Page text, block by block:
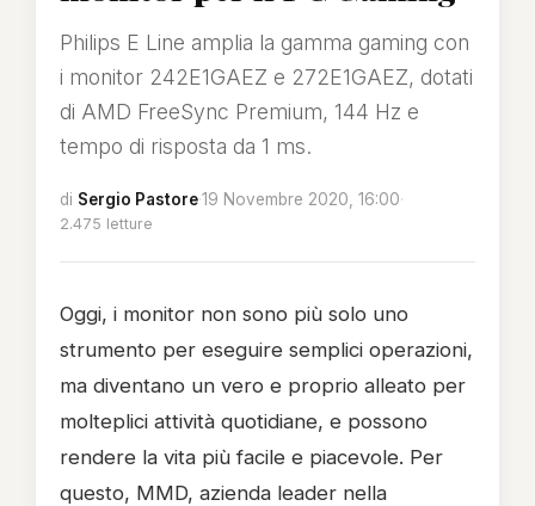
Philips E Line amplia la gamma gaming con
i monitor 242E1GAEZ e 272E1GAEZ, dotati
di AMD FreeSync Premium, 144 Hz e
tempo di risposta da 1 ms.
di Sergio Pastore·19 Novembre 2020, 16:00·
2.475 letture
Oggi, i monitor non sono più solo uno
strumento per eseguire semplici operazioni,
ma diventano un vero e proprio alleato per
molteplici attività quotidiane, e possono
rendere la vita più facile e piacevole. Per
questo, MMD, azienda leader nella